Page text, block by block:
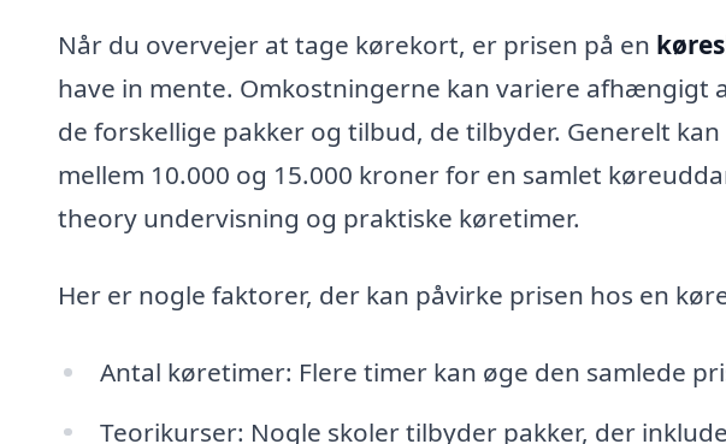
Når du overvejer at tage kørekort, er prisen på en
have in mente. Omkostningerne kan variere afhængigt
de forskellige pakker og tilbud, de tilbyder. Generelt
mellem 10.000 og 15.000 kroner for en samlet
theory undervisning og praktiske køretimer.
Her er nogle faktorer, der kan påvirke prisen hos en
Antal køretimer: Flere timer kan øge den samlede
Teorikurser: Nogle skoler tilbyder pakker, der